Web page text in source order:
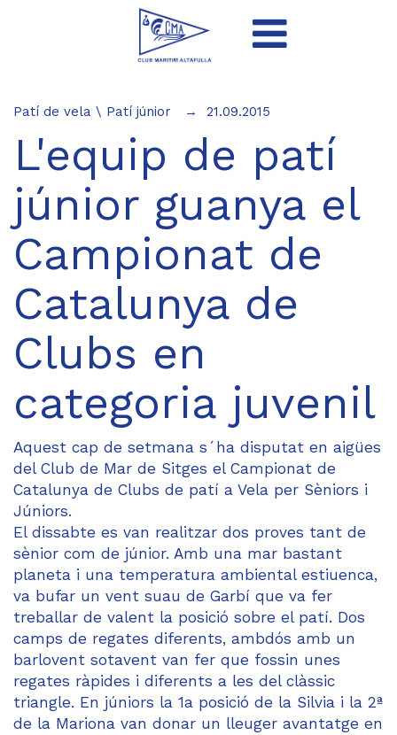
Patí de vela \ Patí júnior 21.09.2015
L'equip de patí
júnior guanya el
Campionat de
Catalunya de
Clubs en
categoria juvenil
Aquest cap de setmana s´ha disputat en aigües
del Club de Mar de Sitges el Campionat de
Catalunya de Clubs de patí a Vela per Sèniors i
Júniors.
El dissabte es van realitzar dos proves tant de
sènior com de júnior. Amb una mar bastant
planeta i una temperatura ambiental estiuenca,
va bufar un vent suau de Garbí que va fer
treballar de valent la posició sobre el patí. Dos
camps de regates diferents, ambdós amb un
barlovent sotavent van fer que fossin unes
regates ràpides i diferents a les del clàssic
triangle. En júniors la 1a posició de la Silvia i la 2ª
de la Mariona van donar un lleuger avantatge en